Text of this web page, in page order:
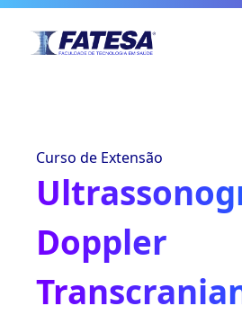
Curso de Extensão
Doppler